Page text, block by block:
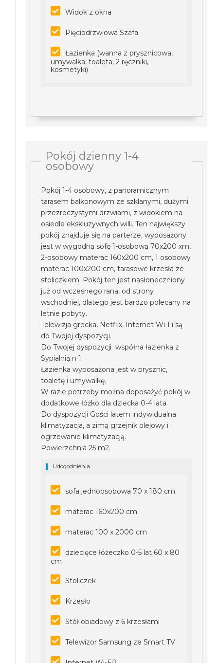
Widok z okna
Pięciodrzwiowa Szafa
Łazienka (wanna z prysznicowa,
umywalka, toaleta, 2 ręczniki,
kosmetyki)
Pokój dzienny 1-4
osobowy
Pokój 1-4 osobowy, z panoramicznym
tarasem balkonowym ze szklanymi, dużymi
przezroczystymi drzwiami, z widokiem na
osiedle ekskluzywnych willi. Ten największy
pokój znajduje się na parterze, wyposażony
jest w wygodną sofę 1-osobową 70x200 xm,
2-osobowy materac 160x200 cm, 1 osobowy
materac 100x200 cm, tarasowe krzesła ze
stoliczkiem. Pokój ten jest nasłoneczniony
już od wczesnego rana, od strony
wschodniej, dlatego jest bardzo polecany na
letnie pobyty.
Telewizja grecka, Netflix, Internet Wi-Fi są
do Twojej dyspozycji.
Do Twojej dyspozycji współna łazienka z
Sypialnią n 1.
Łazienka wyposażona jest w prysznic,
toaletę i umywalkę.
W razie potrzeby można doposażyć pokój w
dodatkowe łóżko dla dziecka 0-4 lata.
Do dyspozycji Gości latem indywidualna
klimatyzacja, a zimą grzejnik olejowy i
ogrzewanie klimatyzacją.
Powierzchnia 25 m2.
Udogodnienia
sofa jednoosobowa 70 x 180 cm
materac 160x200 cm
materac 100 x 2000 cm
dziecięce łóżeczko 0-5 lat 60 x 80
cm
Stoliczek
Krzesło
Stół obiadowy z 6 krzesłami
Telewizor Samsung ze Smart TV